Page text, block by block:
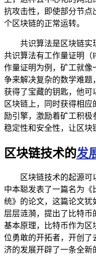
抗攻击性，即使部分节点
个区块链的正常运转。
共识算法是区块链实
共识算法有工作量证明（
作量证明为例，矿工就像
争来解决复杂的数学难题
获得了宝藏的钥匙，他可
区块链上，同时获得相
励引擎，激励着矿工积极
稳定性和安全性，让区块
区块链技术的发
区块链技术的起源可
中本聪发表了一篇名为《
统》的论文，这篇论文犹
层层涟漪，提出了比特币
基本原理，比特币作为区
位勇敢的开拓者，开创了
济的发展开辟了一条全新